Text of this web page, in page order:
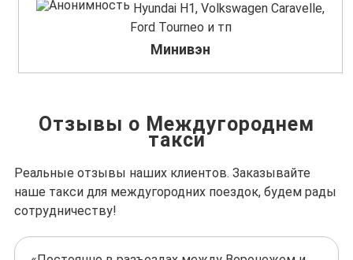
Hyundai H1, Volkswagen Caravelle,
Ford Tourneo и тп
Минивэн
Отзывы о Междугороднем
такси
Реальные отзывы наших клиентов. Заказывайте
наше такси для междугородних поездок, будем рады
сотрудничеству!